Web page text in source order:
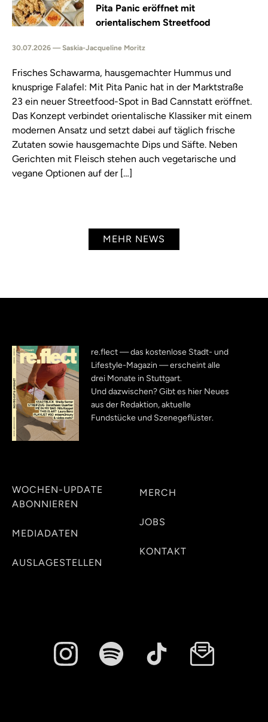
Pita Panic eröffnet mit
orientalischem Streetfood
30.07.2026 — Saskia-Jacqueline Moritz
Frisches Schawarma, hausgemachter Hummus und
knusprige Falafel: Mit Pita Panic hat in der Marktstraße
23 ein neuer Streetfood-Spot in Bad Cannstatt eröffnet.
Das Konzept verbindet orientalische Klassiker mit einem
modernen Ansatz und setzt dabei auf täglich frische
Zutaten sowie hausgemachte Dips und Säfte. Neben
Gerichten mit Fleisch stehen auch vegetarische und
vegane Optionen auf der […]
MEHR NEWS
re.flect — das kostenlose Stadt- und
Lifestyle-Magazin — erscheint alle
drei Monate in Stuttgart.
Und dazwischen? Gibt es hier Neues
aus der Redaktion, aktuelle
Fundstücke und Szenegeflüster.
WOCHEN-UPDATE
ABONNIEREN
MEDIADATEN
AUSLAGESTELLEN
MERCH
JOBS
KONTAKT